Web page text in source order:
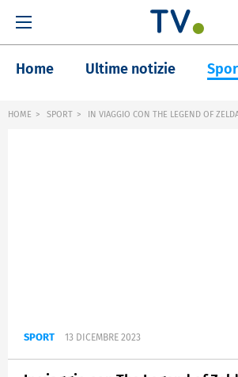
Home Ultime notizie
HOME SPORT IN VIAGGIO CON THE LEGEND OF
SPORT 13 DICEMBRE 2023